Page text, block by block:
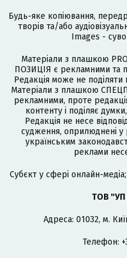
Будь-яке копіювання,
творів та/або
Images -
Матеріали з плашкою
ПОЗИЦІЯ є рекламними та
Редакція може не поділяти
Матеріали з плашкою
рекламними, проте
контенту і поділяє
Редакція не несе
судження, оприлюднені у
українським
реклами
Cубєкт у сфері онлайн-
ТОВ "УП
Адреса: 01032, м.
Телефон: